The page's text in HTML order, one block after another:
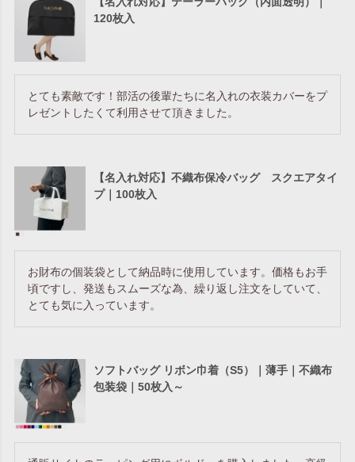
120枚入
とても素敵です！部活の後輩たちに名入れの衣装カバーをプ
レゼントしたくて利用させて頂きました。
【名入れ対応】不織布保冷バッグ スクエアタイ
プ｜100枚入
お財布の個装袋として納品時に使用しています。価格もお手
頃ですし、発送もスムーズな為、繰り返し注文をしていて、
とても気に入っています。
ソフトバッグ リボン巾着（S5）｜薄手｜不織布
包装袋｜50枚入～